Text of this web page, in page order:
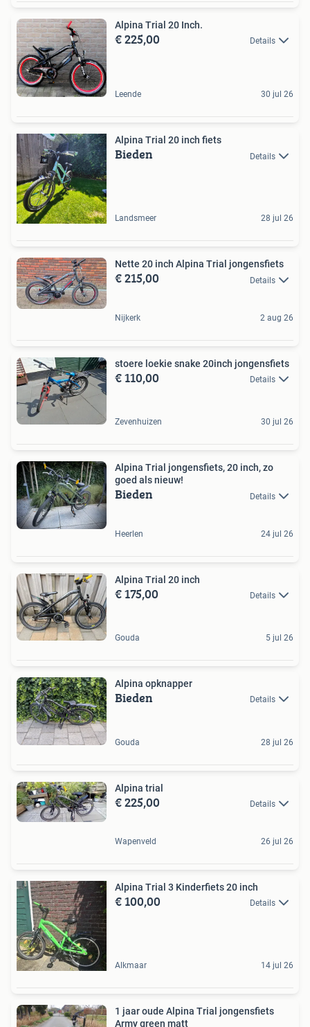
Alpina Trial 20 Inch.
€ 225,00 Details
Leende 30 jul 26
Alpina Trial 20 inch fiets
Bieden Details
Landsmeer 28 jul 26
Nette 20 inch Alpina Trial jongensfiets
€ 215,00 Details
Nijkerk 2 aug 26
stoere loekie snake 20inch jongensfiets
€ 110,00 Details
Zevenhuizen 30 jul 26
Alpina Trial jongensfiets, 20 inch, zo
goed als nieuw!
Bieden Details
Heerlen 24 jul 26
Alpina Trial 20 inch
€ 175,00 Details
Gouda 5 jul 26
Alpina opknapper
Bieden Details
Gouda 28 jul 26
Alpina trial
€ 225,00 Details
Wapenveld 26 jul 26
Alpina Trial 3 Kinderfiets 20 inch
€ 100,00 Details
Alkmaar 14 jul 26
1 jaar oude Alpina Trial jongensfiets
Army green matt